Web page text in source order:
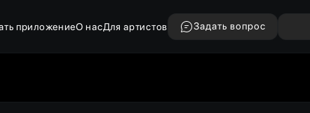
приложениеО насДля артистов Задать вопрос